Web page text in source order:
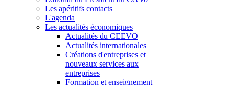
Les apéritifs contacts
L'agenda
Les actualités économiques
Actualités du CEEVO
Actualités internationales
Créations d'entreprises et
nouveaux services aux
entreprises
Formation et enseignement